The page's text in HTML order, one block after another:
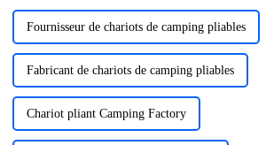
Fournisseur de chariots de camping pliables
Fabricant de chariots de camping pliables
Chariot pliant Camping Factory